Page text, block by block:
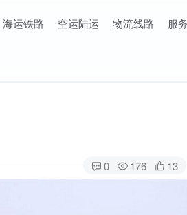
海运铁路 空运陆运 物流线路 服
0 176 13